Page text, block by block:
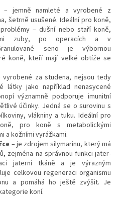
– jemně namleté a vyrobené z
šetrně usušené. Ideální pro koně,
– dušní nebo staří koně,
zuby, po operacích a v
seno je výbornou
koně, kteří mají velké obtíže se
vyrobené za studena, nejsou tedy
látky jako například nenasycené
významně podporuje imunitní
účinky. Jedná se o surovinu s
vlákniny a tuku. Ideální pro
pro koně s metabolickými
a kožními vyrážkami.
– je zdrojem silymarinu, který má
zejména na správnou funkci jater-
jaterní tkáně a je výrazným
celkovou regeneraci organismu
a pomáhá ho ještě zvýšit. Je
koní.